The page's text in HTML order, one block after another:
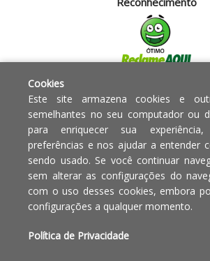
Powered by:
Copyright © 2010 - 2017 Razão
social Blumenau - RA OBJETOS PARA
O LAR EIRELI CNPJ -
E loja 33 Asa Sul - Brasília-DF - CEP:
Em
preços,
Cookies
Este site armazena cookies e
semelhantes no seu computador ou
para enriquecer sua
preferências e nos ajudar a entender
sendo usado. Se você continuar
sem alterar as configurações do
com o uso desses cookies, embora
configurações a qualquer momento.
Política de Privacidade